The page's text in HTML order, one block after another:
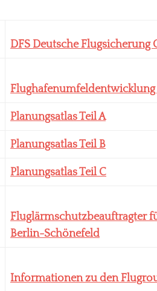
DFS Deutsche Flugsicherung
PlanungsatlasTeil A
PlanungsatlasTeil B
PlanungsatlasTeil C
Fluglärmschutzbeauftragter
Berlin-Schönefeld
Informationen zu den